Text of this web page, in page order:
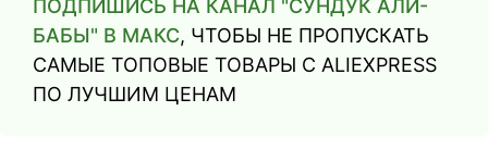
ПОДПИШИСЬ НА КАНАЛ "СУНДУК АЛИ-
БАБЫ" В МАКС, ЧТОБЫ НЕ ПРОПУСКАТЬ
САМЫЕ ТОПОВЫЕ ТОВАРЫ С ALIEXPRESS
ПО ЛУЧШИМ ЦЕНАМ